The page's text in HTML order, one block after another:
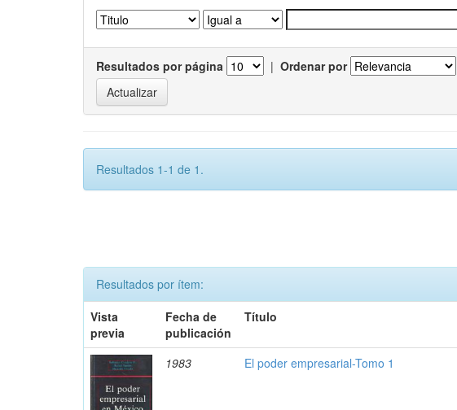
Resultados por página | Ordenar por
Resultados 1-1 de 1.
Resultados por ítem:
Vista
previa
Fecha de
publicación
Título
1983 El poder empresarial-Tomo 1